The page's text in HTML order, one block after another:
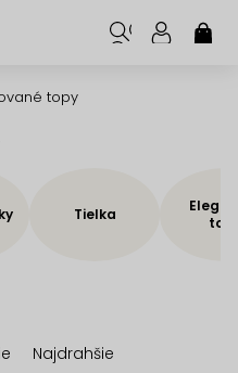
topy
Tielka
Najdrahšie